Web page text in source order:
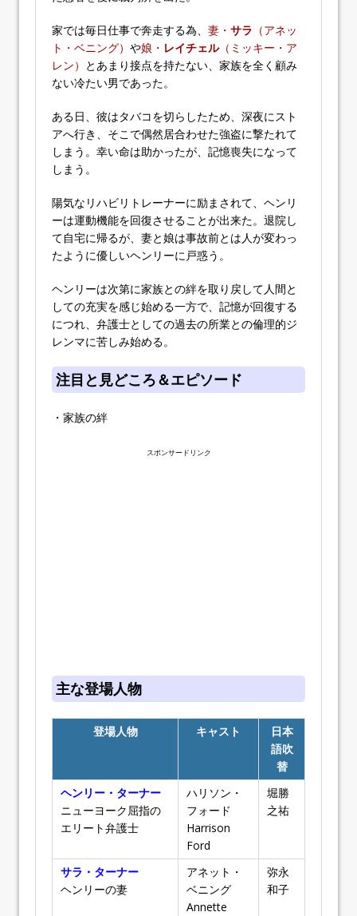
家では毎日仕事で奔走する為、 妻・ サラ （アネッ
ト・ベニング） や娘・ レイチェル（ミッキー・ア
レン） とあまり接点を持たない、家族を全く顧み
ない冷たい男であった。
ある日、彼はタバコを切らしたため、深夜にスト
アへ行き、そこで偶然居合わせた強盗に撃たれて
しまう。幸い命は助かったが、記憶喪失になって
しまう。
陽気なリハビリトレーナーに励まされて、ヘンリ
ーは運動機能を回復させることが出来た。退院し
て自宅に帰るが、妻と娘は事故前とは人が変わっ
たように優しいヘンリーに戸惑う。
ヘンリーは次第に家族との絆を取り戻して人間と
しての充実を感じ始める一方で、記憶が回復する
につれ、弁護士としての過去の所業との倫理的ジ
レンマに苦しみ始める。
注目と見どころ＆エピソード
・家族の絆
スポンサードリンク
主な登場人物
登場人物 キャスト
日本
語吹
替
ヘンリー・ターナー
ニューヨーク屈指の
エリート弁護士
ハリソン・
フォード
Harrison
Ford
堀勝
之祐
サラ・ターナー
ヘンリーの妻
アネット・
ベニング
Annette
弥永
和子